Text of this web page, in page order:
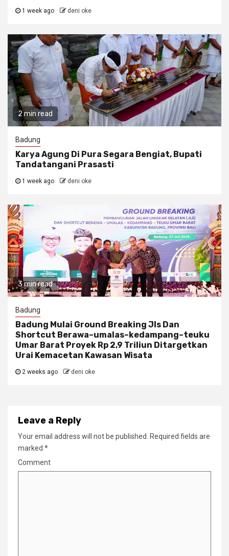
1 week ago deni oke
2 min read
Badung
Karya Agung Di Pura Segara Bengiat, Bupati
Tandatangani Prasasti
1 week ago deni oke
3 min read
Badung
Badung Mulai Ground Breaking Jls Dan
Shortcut Berawa–umalas–kedampang–teuku
Umar Barat Proyek Rp 2,9 Triliun Ditargetkan
Urai Kemacetan Kawasan Wisata
2 weeks ago deni oke
Leave a Reply
Your email address will not be published.
Required fields are
marked *
Comment